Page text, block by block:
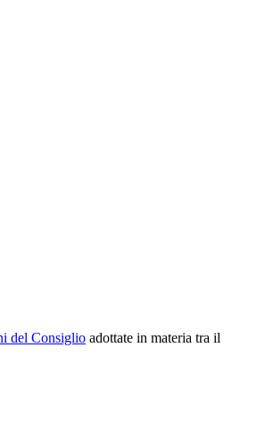
del Consiglio adottate in materia tra il